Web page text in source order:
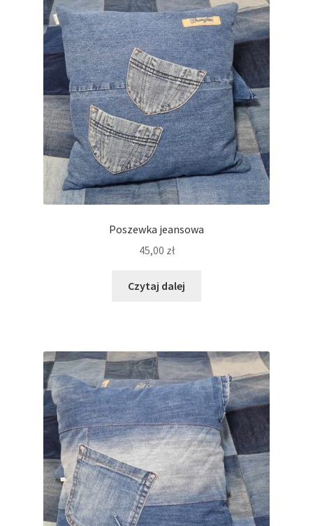
Poszewka jeansowa
45,00 zł
Czytaj dalej